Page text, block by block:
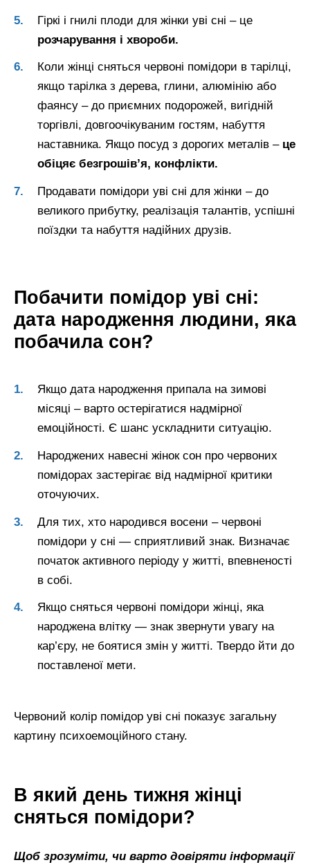
Гіркі і гнилі плоди для жінки уві сні – це
розчарування і хвороби.
Коли жінці сняться червоні помідори в тарілці,
якщо тарілка з дерева, глини, алюмінію або
фаянсу – до приємних подорожей, вигідній
торгівлі, довгоочікуваним гостям, набуття
наставника. Якщо посуд з дорогих металів – це
обіцяє безгрошів’я, конфлікти.
Продавати помідори уві сні для жінки – до
великого прибутку, реалізація талантів, успішні
поїздки та набуття надійних друзів.
Побачити помідор уві сні:
дата народження людини, яка
побачила сон?
Якщо дата народження припала на зимові
місяці – варто остерігатися надмірної
емоційності. Є шанс ускладнити ситуацію.
Народжених навесні жінок сон про червоних
помідорах застерігає від надмірної критики
оточуючих.
Для тих, хто народився восени – червоні
помідори у сні — сприятливий знак. Визначає
початок активного періоду у житті, впевненості
в собі.
Якщо сняться червоні помідори жінці, яка
народжена влітку — знак звернути увагу на
кар’єру, не боятися змін у житті. Твердо йти до
поставленої мети.
Червоний колір помідор уві сні показує загальну
картину психоемоційного стану.
В який день тижня жінці
сняться помідори?
Щоб зрозуміти, чи варто довіряти інформації